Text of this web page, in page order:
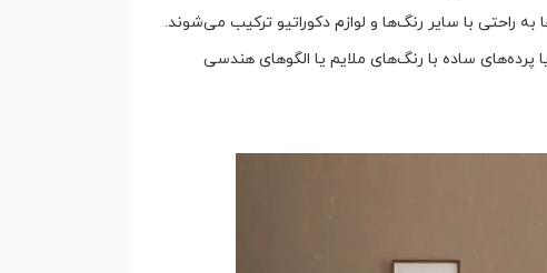
راحتی با سایر رنگ‌ها و لوازم دکوراتیو ترکیب می‌شوند.
پرده‌های ساده با رنگ‌های ملایم یا الگوهای هندسی